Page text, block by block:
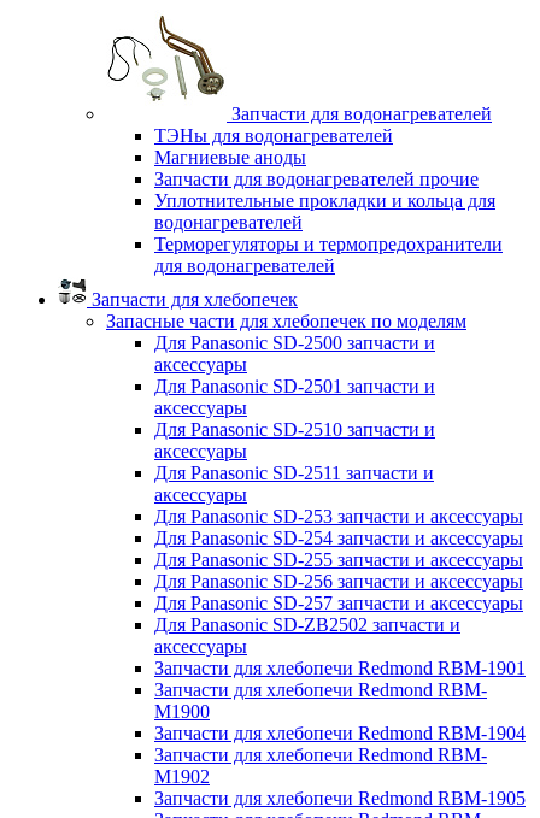
Запчасти для водонагревателей
ТЭНы для водонагревателей
Магниевые аноды
Запчасти для водонагревателей прочие
Уплотнительные прокладки и кольца для
водонагревателей
Терморегуляторы и термопредохранители
для водонагревателей
Запчасти для хлебопечек
Запасные части для хлебопечек по моделям
Для Panasonic SD-2500 запчасти и
аксессуары
Для Panasonic SD-2501 запчасти и
аксессуары
Для Panasonic SD-2510 запчасти и
аксессуары
Для Panasonic SD-2511 запчасти и
аксессуары
Для Panasonic SD-253 запчасти и аксессуары
Для Panasonic SD-254 запчасти и аксессуары
Для Panasonic SD-255 запчасти и аксессуары
Для Panasonic SD-256 запчасти и аксессуары
Для Panasonic SD-257 запчасти и аксессуары
Для Panasonic SD-ZB2502 запчасти и
аксессуары
Запчасти для хлебопечи Redmond RBM-1901
Запчасти для хлебопечи Redmond RBM-
M1900
Запчасти для хлебопечи Redmond RBM-1904
Запчасти для хлебопечи Redmond RBM-
M1902
Запчасти для хлебопечи Redmond RBM-1905